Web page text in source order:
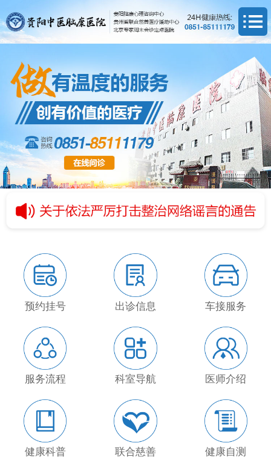
预约挂号 出诊信息 车接服务
服务流程 科室导航 医师介绍
健康科普 联合慈善 健康自测